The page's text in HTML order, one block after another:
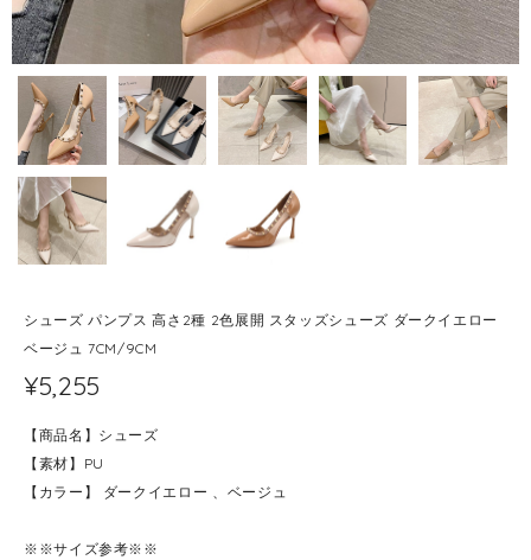
シューズ パンプス 高さ2種 2色展開 スタッズシューズ ダークイエロー
ベージュ 7CM/9CM
¥5,255
【商品名】シューズ
【素材】PU
【カラー】 ダークイエロー 、ベージュ
※※サイズ参考※※